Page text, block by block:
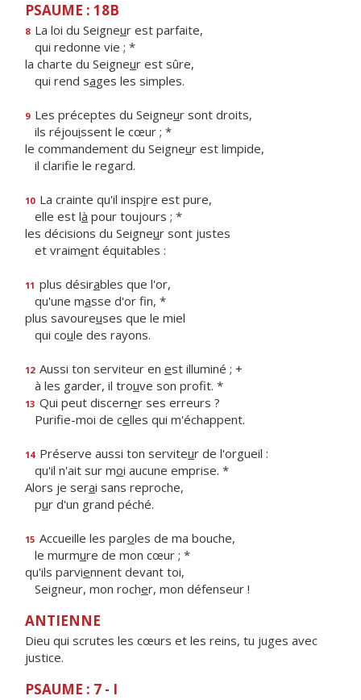
PSAUME : 18B
8 La loi du Seigneur est parfaite,
qui redonne vie ; *
la charte du Seigneur est sûre,
qui rend sages les simples.
9 Les préceptes du Seigneur sont droits,
ils réjouissent le cœur ; *
le commandement du Seigneur est limpide,
il clarife le regard.
10 La crainte qu'il inspire est pure,
elle est là pour toujours ; *
les décisions du Seigneur sont justes
et vraiment équitables :
11 plus désirables que l'or,
qu'une masse d'or fin, *
plus savoureuses que le miel
qui coule des rayons.
12 Aussi ton serviteur en est illuminé ; +
à les garder, il trouve son profit. *
13 Qui peut discerner ses erreurs ?
Purifie-moi de celles qui m'échappent.
14 Préserve aussi ton serviteur de l'orgueil :
qu'il n'ait sur moi aucune emprise. *
Alors je serai sans reproche,
pur d'un grand péché.
15 Accueille les paroles de ma bouche,
le murmure de mon cœur ; *
qu'ils parviennent devant toi,
Seigneur, mon rocher, mon défenseur !
ANTIENNE
Dieu qui scrutes les cœurs et les reins, tu juges avec
justice.
PSAUME : 7 - I